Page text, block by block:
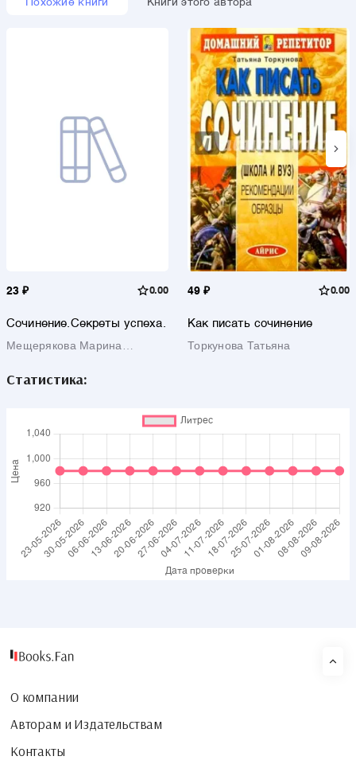
23 ₽ 0.00
Сочинение.Секреты успеха.
Мещерякова Марина
49 ₽ 0.00
Как писать сочинение
Торкунова Татьяна
Статистика:
О компании
Авторам и Издательствам
Контакты